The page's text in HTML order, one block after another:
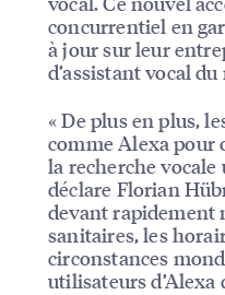
concurrentiel en
à jour sur leur
d’assistant vocal
« De plus en plus,
comme Alexa pour
la recherche
déclare Florian
devant rapidement
sanitaires, les
circonstances
utilisateurs